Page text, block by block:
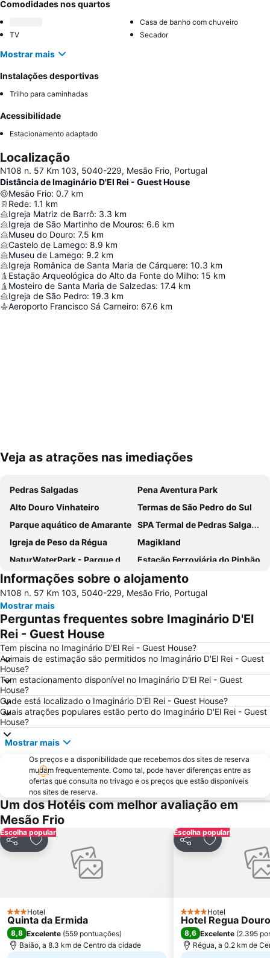
Comodidades nos quartos
Casa de banho com chuveiro
TV
Secador
Mostrar mais
Instalações desportivas
Trilho para caminhadas
Acessibilidade
Estacionamento adaptado
Localização
N108 n. 57 Km 103, 5040-229, Mesão Frio, Portugal
Distância de Imaginário D'El Rei - Guest House
Mesão Frio: 0.7 km
Rede: 1.1 km
Igreja Matriz de Barrô: 3.3 km
Igreja de São Martinho de Mouros: 6.6 km
Museu do Douro: 7.5 km
Castelo de Lamego: 8.9 km
Museu de Lamego: 9.2 km
Igreja Românica de Santa Maria de Cárquere: 10.3 km
Estação Arqueológica do Alto da Fonte do Milho: 15 km
Mosteiro de Santa Maria de Salzedas: 17.4 km
Igreja de São Pedro: 19.3 km
Aeroporto Francisco Sá Carneiro: 67.6 km
Ampliar mapa
Veja as atrações nas imediações
Pedras Salgadas
Pena Aventura Park
Alto Douro Vinhateiro
Termas de São Pedro do Sul
Parque aquático de Amarante SPA Termal de Pedras Salgadas
Igreja de Peso da Régua
Magikland
NaturWaterPark - Parque de Diversões do Douro
Estação Ferroviária do Pinhão
Aldeia Rural Preservada de Quintandona
Aquático de Fafe
Centro Histórico de Guimarães
Azurara Parque Aventura
Igreja de Riba d'Ave
Estação Ferroviária de Régua
Igreja Matriz da Lixa
Aldeia da Pena
Cascata de Fisgas de Ermelo
Parque Natural do Alvão
Estádio da Mata Real
Castelo de Lamego
Castelo de Guimarães
Bioparque - Parque Florestal de Pisão
Paróquia São Miguel das Caldas de Vizela
Mosteiro de Grijó
Núcleo Ferroviário de Arco de Baúlhe
Mosteiro de São Pedro de Cête
Santuário de Nossa Senhora da Graça
Praia Fluvial da Folgosa
Convento e Igreja de São Gonçalo
Estádio D. Afonso Henriques
Frecha da Mizarela
G. D. Serzedelo - Campo das Oliveiras
Solar do Vinho do Porto
Aeródromo de Viseu
Praia de Cepães
Aeródromo de Vila Real
Caldas de Carlão
Praça Santiago
Paço dos Duques de Bragança
Informações sobre o alojamento
N108 n. 57 Km 103, 5040-229, Mesão Frio, Portugal
Mostrar mais
Perguntas frequentes sobre Imaginário D'El
Rei - Guest House
Tem piscina no Imaginário D'El Rei - Guest House?
Animais de estimação são permitidos no Imaginário D'El Rei - Guest
House?
Tem estacionamento disponível no Imaginário D'El Rei - Guest
House?
Onde está localizado o Imaginário D'El Rei - Guest House?
Quais atrações populares estão perto do Imaginário D'El Rei - Guest
House?
Mostrar mais
Os preços e a disponibilidade que recebemos dos sites de reserva
mudam frequentemente. Como tal, pode haver diferenças entre as
ofertas que consulta no trivago e os preços que estão disponíveis
nos sites de reserva.
Um dos Hotéis com melhor avaliação em
Mesão Frio
Escolha popular
PartilharAdicionar aos favoritos
3 Estrelas
Hotel
Quinta da Ermida
8,8 Excelente (559 pontuações)
Baião, a 8.3 km de Centro da cidade
Escolha popular
PartilharAdicionar
4 Estrelas
Hotel
Hotel Regua Douro
8,6 Excelente (2.395
Régua, a 0.2 km de